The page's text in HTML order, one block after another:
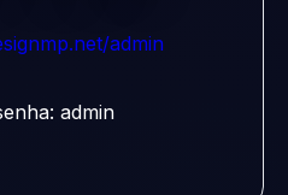
admin
admin